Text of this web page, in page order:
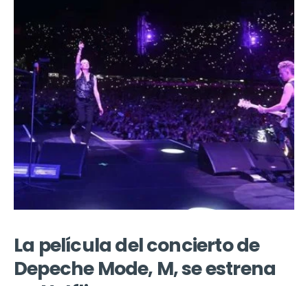
La película del concierto de
Depeche Mode, M, se estrena